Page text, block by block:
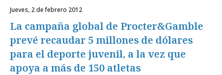
jueves, 2 de febrero 2012
La campaña global de Procter&Gamble
prevé recaudar 5 millones de dólares
para el deporte juvenil, a la vez que
apoya a más de 150 atletas